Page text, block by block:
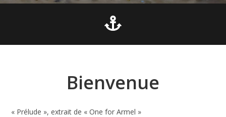
Bienvenue
« Prélude », extrait de « One for Armel »